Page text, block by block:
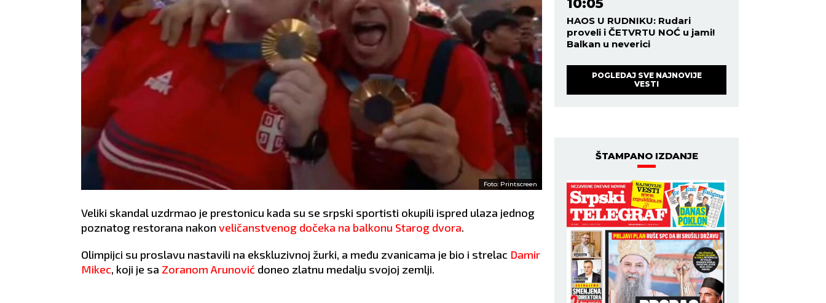
Foto: Printscreen
Veliki skandal uzdrmao je prestonicu kada su se srpski sportisti okupili ispred ulaza jednog
poznatog restorana nakon veličanstvenog dočeka na balkonu Starog dvora.
Olimpijci su proslavu nastavili na ekskluzivnoj žurki, a među zvanicama je bio i strelac Damir
Mikec, koji je sa Zoranom Arunović doneo zlatnu medalju svojoj zemlji.
10:05
HAOS U RUDNIKU: Rudari
proveli i ČETVRTU NOĆ u jami!
Balkan u neverici
POGLEDAJ SVE NAJNOVIJE
VESTI
ŠTAMPANO IZDANJE